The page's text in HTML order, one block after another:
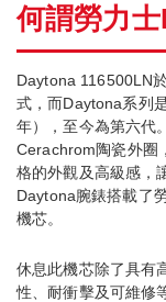
何謂勞力
Daytona 116500LN
式，而Daytona系列
年），至今為第六代
Cerachrom陶瓷外圈
格的外觀及高級感，
Daytona腕錶搭載了
機芯。
休息此機芯除了具有
性、耐衝擊及可維修